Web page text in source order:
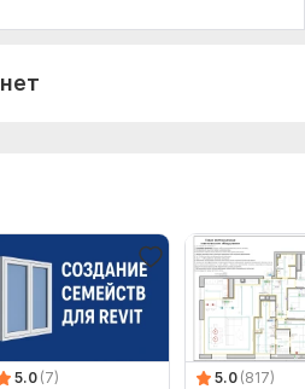
5.0 (7)
5.0 (817)